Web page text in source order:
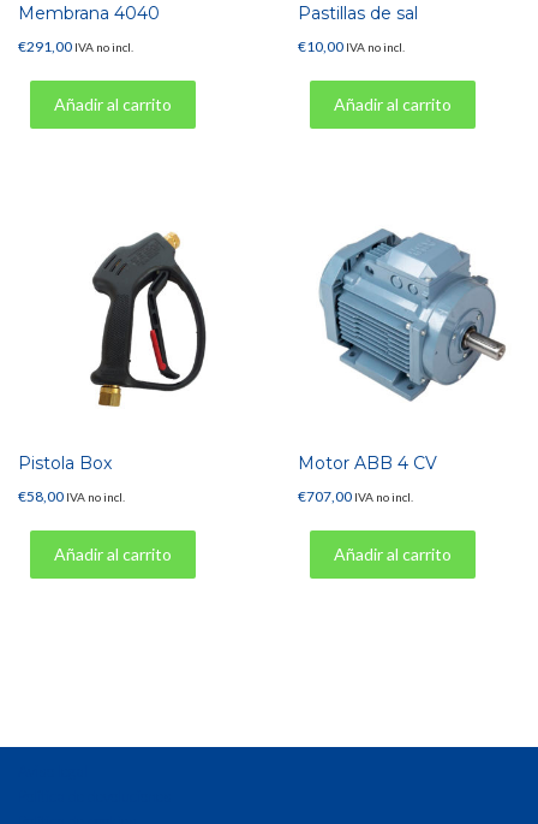
Membrana 4040
€291,00 IVA no incl.
Añadir al carrito
Pastillas de sal
€10,00 IVA no incl.
Añadir al carrito
Pistola Box
€58,00 IVA no incl.
Añadir al carrito
Motor ABB 4 CV
€707,00 IVA no incl.
Añadir al carrito